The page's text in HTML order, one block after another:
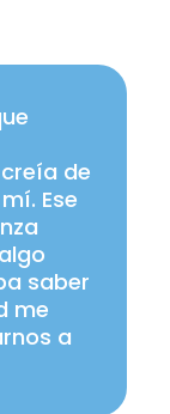
de
Ese
saber
me
a